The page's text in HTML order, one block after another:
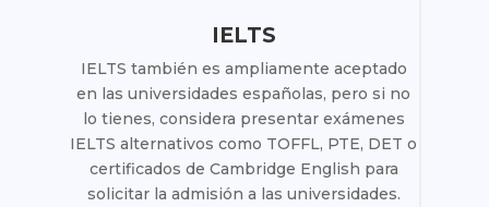
IELTS
IELTS también es ampliamente aceptado
en las universidades españolas, pero si no
lo tienes, considera presentar exámenes
IELTS alternativos como TOFFL, PTE, DET o
certificados de Cambridge English para
solicitar la admisión a las universidades.